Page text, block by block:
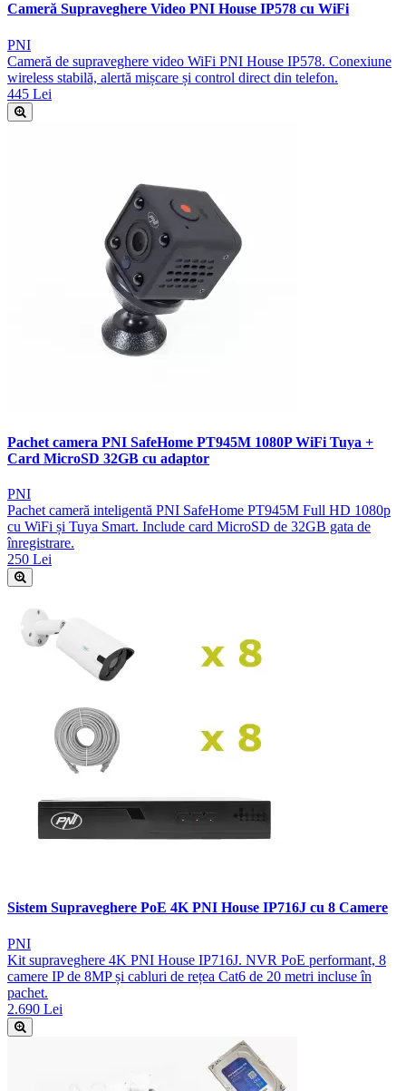
Cameră Supraveghere Video PNI House IP578 cu WiFi
PNI
Cameră de supraveghere video WiFi PNI House IP578. Conexiune
wireless stabilă, alertă mișcare și control direct din telefon.
445 Lei
Pachet camera PNI SafeHome PT945M 1080P WiFi Tuya +
Card MicroSD 32GB cu adaptor
PNI
Pachet cameră inteligentă PNI SafeHome PT945M Full HD 1080p
cu WiFi și Tuya Smart. Include card MicroSD de 32GB gata de
înregistrare.
250 Lei
Sistem Supraveghere PoE 4K PNI House IP716J cu 8 Camere
PNI
Kit supraveghere 4K PNI House IP716J. NVR PoE performant, 8
camere IP de 8MP și cabluri de rețea Cat6 de 20 metri incluse în
pachet.
2.690 Lei